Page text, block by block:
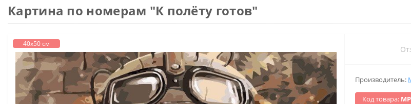
Картина по номерам "К полёту готов"
40х50 см
Производитель:
Код товара: